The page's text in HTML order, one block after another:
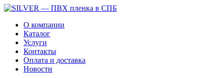
О компании
Каталог
Услуги
Контакты
Оплата и доставка
Новости